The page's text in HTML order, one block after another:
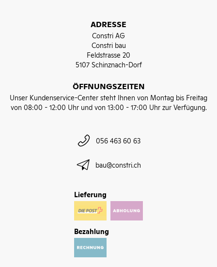
ADRESSE
Constri AG
Constri bau
Feldstrasse 20
5107 Schinznach-Dorf
ÖFFNUNGSZEITEN
Unser Kundenservice-Center steht Ihnen von Montag bis Freitag
von 08:00 - 12:00 Uhr und von 13:00 - 17:00 Uhr zur Verfügung.
056 463 60 63
bau@constri.ch
Lieferung
Bezahlung